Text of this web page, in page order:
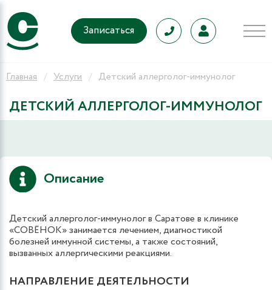
Записаться
Главная Услуги Детский аллерголог-иммунолог
ДЕТСКИЙ АЛЛЕРГОЛОГ-ИММУНОЛОГ
Описание
Детский аллерголог-иммунолог в Саратове в клинике
«СОВЁНОК» занимается лечением, диагностикой
болезней иммунной системы, а также состояний,
вызванных аллергическими реакциями.
НАПРАВЛЕНИЕ ДЕЯТЕЛЬНОСТИ